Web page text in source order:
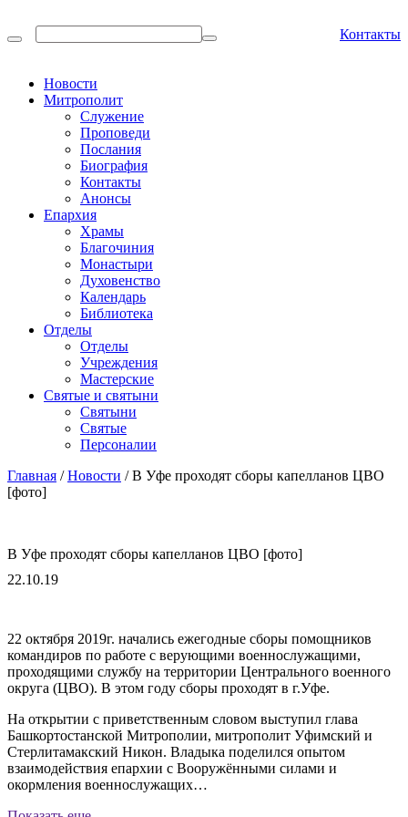
Контакты
Новости
Митрополит
Служение
Проповеди
Послания
Биография
Контакты
Анонсы
Епархия
Храмы
Благочиния
Монастыри
Духовенство
Календарь
Библиотека
Отделы
Отделы
Учреждения
Мастерские
Святые и святыни
Cвятыни
Cвятые
Персоналии
Главная /Новости /В Уфе проходят сборы капелланов ЦВО
[фото]
В Уфе проходят сборы капелланов ЦВО [фото]
22.10.19
22 октября 2019г. начались ежегодные сборы помощников
командиров по работе с верующими военнослужащими,
проходящими службу на территории Центрального военного
округа (ЦВО). В этом году сборы проходят в г.Уфе.
На открытии с приветственным словом выступил глава
Башкортостанской Митрополии, митрополит Уфимский и
Стерлитамакский Никон. Владыка поделился опытом
взаимодействия епархии с Вооружёнными силами и
окормления военнослужащих…